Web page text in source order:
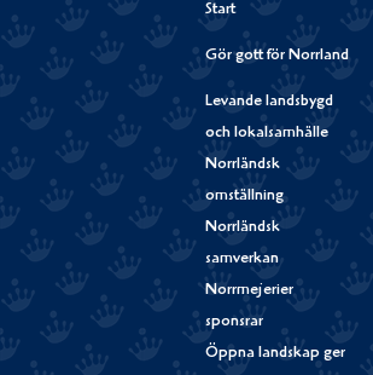
Start
Gör gott för Norrland
Levande landsbygd
och lokalsamhälle
Norrländsk
omställning
Norrländsk
samverkan
Norrmejerier
sponsrar
Öppna landskap ger